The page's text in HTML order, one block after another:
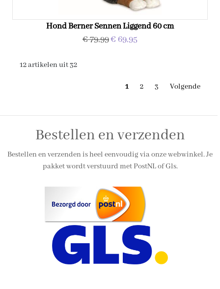
Hond Berner Sennen Liggend 60 cm
€ 79,99€ 69,95
12 artikelen uit 32
1 2 3 Volgende
Bestellen en verzenden
Bestellen en verzenden is heel eenvoudig via onze webwinkel. Je
pakket wordt verstuurd met PostNL of Gls.